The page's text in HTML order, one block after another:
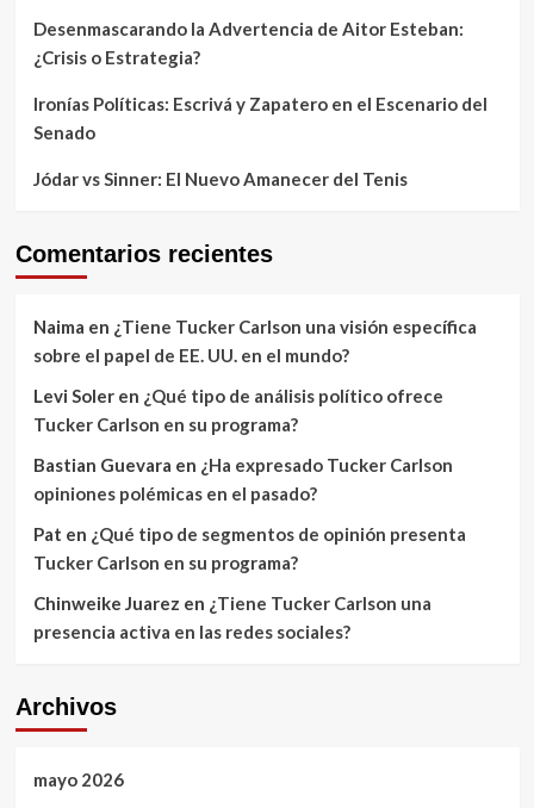
Desenmascarando la Advertencia de Aitor Esteban:
¿Crisis o Estrategia?
Ironías Políticas: Escrivá y Zapatero en el Escenario del
Senado
Jódar vs Sinner: El Nuevo Amanecer del Tenis
Comentarios recientes
Naima en ¿Tiene Tucker Carlson una visión específica
sobre el papel de EE. UU. en el mundo?
Levi Soleren ¿Qué tipo de análisis político ofrece
Tucker Carlson en su programa?
Bastian Guevara en ¿Ha expresado Tucker Carlson
opiniones polémicas en el pasado?
Pat en ¿Qué tipo de segmentos de opinión presenta
Tucker Carlson en su programa?
Chinweike Juarez en ¿Tiene Tucker Carlson una
presencia activa en las redes sociales?
Archivos
mayo 2026